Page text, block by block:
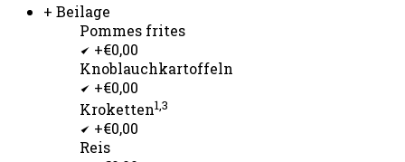
+ Beilage
Pommes frites
+€0,00
Knoblauchkartoffeln
+€0,00
Kroketten1,3
+€0,00
Reis